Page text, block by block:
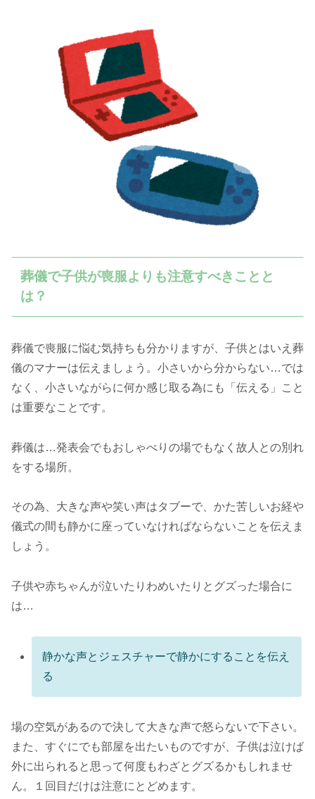
葬儀で子供が喪服よりも注意すべきことと
は？
葬儀で喪服に悩む気持ちも分かりますが、子供とはいえ葬
儀のマナーは伝えましょう。小さいから分からない…では
なく、小さいながらに何か感じ取る為にも「伝える」こと
は重要なことです。
葬儀は…発表会でもおしゃべりの場でもなく故人との別れ
をする場所。
その為、大きな声や笑い声はタブーで、かた苦しいお経や
儀式の間も静かに座っていなければならないことを伝えま
しょう。
子供や赤ちゃんが泣いたりわめいたりとグズった場合に
は…
静かな声とジェスチャーで静かにすることを伝え
る
場の空気があるので決して大きな声で怒らないで下さい。
また、すぐにでも部屋を出たいものですが、子供は泣けば
外に出られると思って何度もわざとグズるかもしれませ
ん。１回目だけは注意にとどめます。